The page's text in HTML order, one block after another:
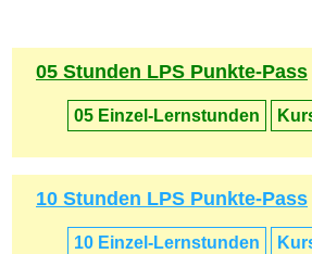
05 Stunden LPS Punkte-Pass
05 Einzel-Lernstunden
10 Stunden LPS Punkte-Pass
10 Einzel-Lernstunden